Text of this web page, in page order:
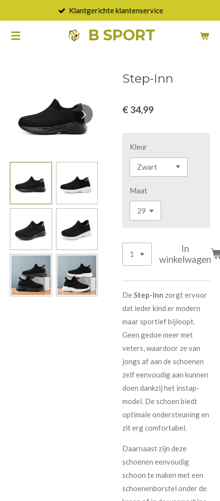
naar
B SPORT
Klantgerichte klantenservice
Step-Inn
€ 34,99
Kleur
Maat
In
winkelwagen
DeStep-Inn zorgt ervoor
dat ieder kind er modern
maar sportief bijloopt.
Geen gedoe meer met
veters, waardoor ze van
jongs af aan de schoenen
zelf eenvoudig aan kunnen
doen dankzij het instap-
model. De schoen biedt
optimale ondersteuning en
zit erg comfortabel.
Daarnaast zijn deze
schoenen eenvoudig
schoon te maken met een
schoenenborstel onder de